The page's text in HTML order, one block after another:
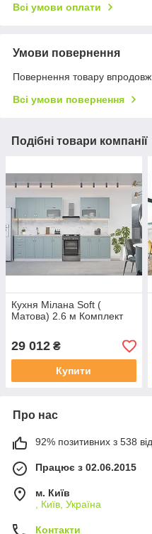
Всі умови оплати
Умови повернення
Повернення товару
Всі умови повернення
Подібні товари компанії
Кухня Мілана Soft (
Матова) 2.6 м Комплект
29 012 ₴
Купити
Про нас
92% позитивних з 538
Працює з 02.06.2015
м. Київ
, Київ, Україна
Контакти